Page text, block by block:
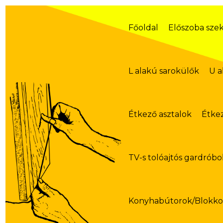
Skip
Főoldal Előszoba
L alakú sarokülők U
Étkező asztalok
TV-s tolóajtós
Konyhabútorok/